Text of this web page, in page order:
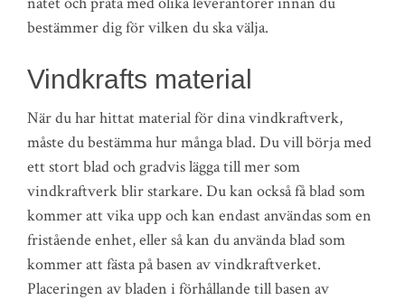
bestämmer dig för vilken du ska välja.
Vindkrafts material
När du har hittat material för dina vindkraftverk,
måste du bestämma hur många blad. Du vill börja med
ett stort blad och gradvis lägga till mer som
vindkraftverk blir starkare. Du kan också få blad som
kommer att vika upp och kan endast användas som en
fristående enhet, eller så kan du använda blad som
kommer att fästa på basen av vindkraftverket.
Placeringen av bladen i förhållande till basen av